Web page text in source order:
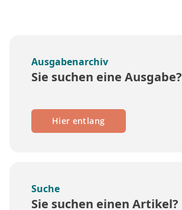
Ausgabenarchiv
Sie suchen eine Ausgabe?
Hier entlang
Suche
Sie suchen einen Artikel?